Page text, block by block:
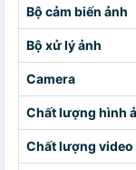
Bộ cảm biến ảnh
Bộ xử lý ảnh
Camera
Chất lượng hình
Chất lượng video